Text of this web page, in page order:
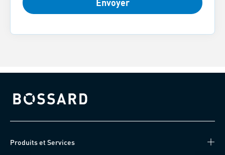
Bossard homepage
Produits et Services